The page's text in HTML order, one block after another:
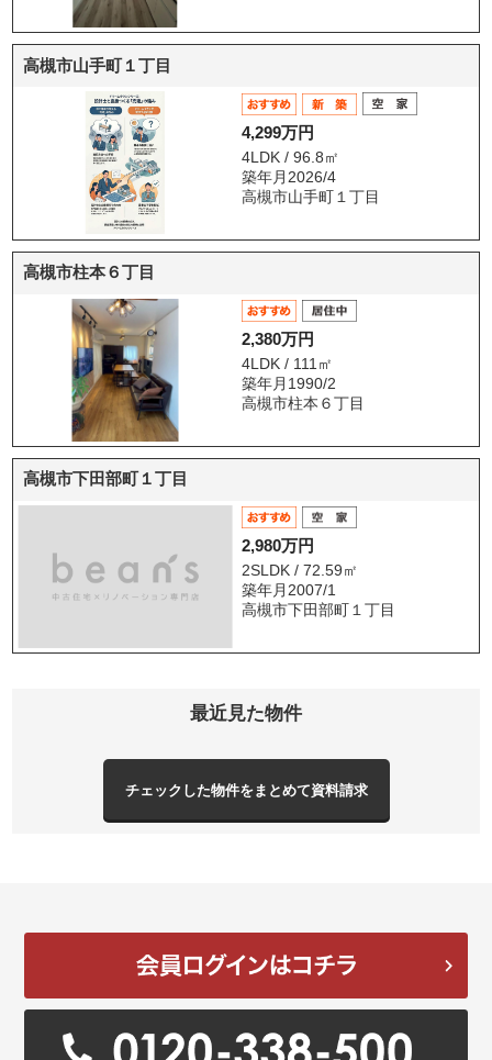
高槻市山手町１丁目
4,299万円
4LDK / 96.8㎡
築年月2026/4
高槻市山手町１丁目
高槻市柱本６丁目
2,380万円
4LDK / 111㎡
築年月1990/2
高槻市柱本６丁目
高槻市下田部町１丁目
2,980万円
2SLDK / 72.59㎡
築年月2007/1
高槻市下田部町１丁目
最近見た物件